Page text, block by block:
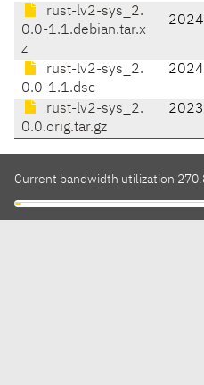
rust-lv2-sys_2.
0.0-1.1.debian.tar.x
z
rust-lv2-sys_2.
0.0-1.1.dsc
rust-lv2-sys_2.
0.0.orig.tar.gz
Current bandwidth utilization